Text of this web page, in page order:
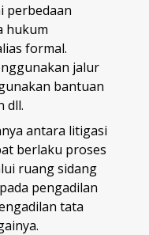
perbedaan
hukum
formal.
jalur
bantuan
dll.
antara litigasi
berlaku proses
ruang sidang
pengadilan
tata